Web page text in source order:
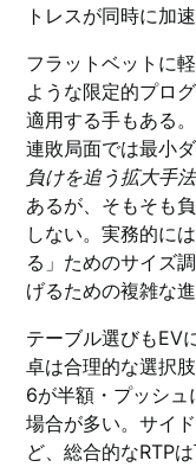
トレスが同時に加速
フラットベットに
ような限定的プロ
適用する手もある
連敗局面では最小
負けを追う拡大手法
あるが、そもそも
しない。実務的に
る」ためのサイズ
げるための複雑な
テーブル選びもEV
卓は合理的な選択
6が半額・プッシュ
場合が多い。サイ
ど、総合的なRTP